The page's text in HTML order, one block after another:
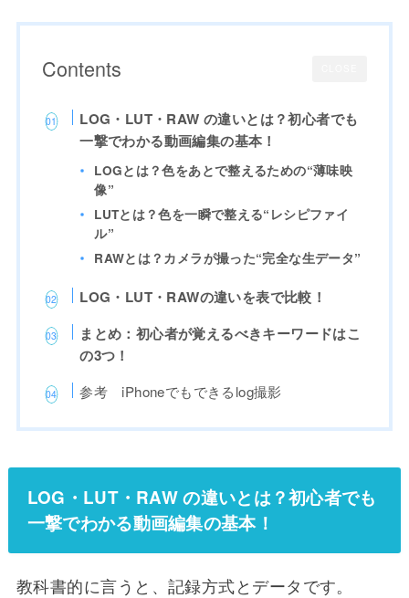
Contents
LOG・LUT・RAW の違いとは？初心者でも
一撃でわかる動画編集の基本！
LOGとは？色をあとで整えるための“薄味映
像”
LUTとは？色を一瞬で整える“レシピファイ
ル”
RAWとは？カメラが撮った“完全な生データ”
LOG・LUT・RAWの違いを表で比較！
まとめ：初心者が覚えるべきキーワードはこ
の3つ！
参考 iPhoneでもできるlog撮影
LOG・LUT・RAW の違いとは？初心者でも
一撃でわかる動画編集の基本！
教科書的に言うと、記録方式とデータです。